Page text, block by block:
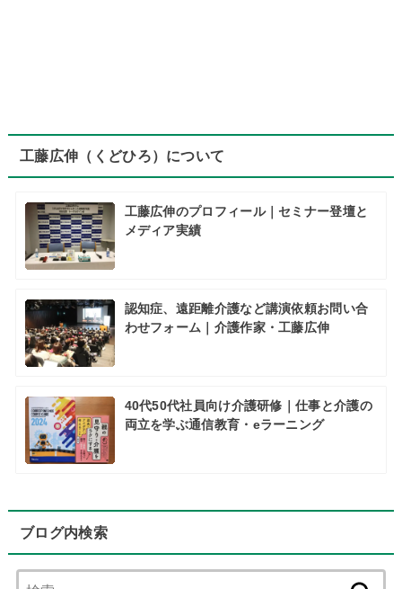
工藤広伸（くどひろ）について
工藤広伸のプロフィール｜セミナー登壇と
メディア実績
認知症、遠距離介護など講演依頼お問い合
わせフォーム｜介護作家・工藤広伸
40代50代社員向け介護研修｜仕事と介護の
両立を学ぶ通信教育・eラーニング
ブログ内検索